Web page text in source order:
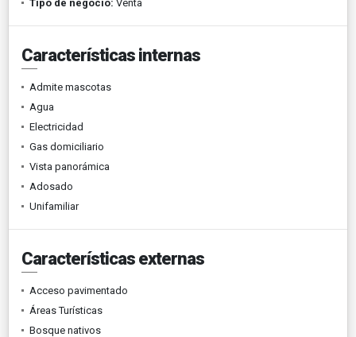
Tipo de negocio: Venta
Características internas
Admite mascotas
Agua
Electricidad
Gas domiciliario
Vista panorámica
Adosado
Unifamiliar
Características externas
Acceso pavimentado
Áreas Turísticas
Bosque nativos